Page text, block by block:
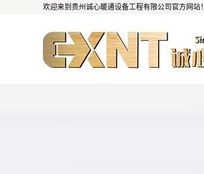
欢迎来到贵州诚心暖通设备工程有限公司官方网站！